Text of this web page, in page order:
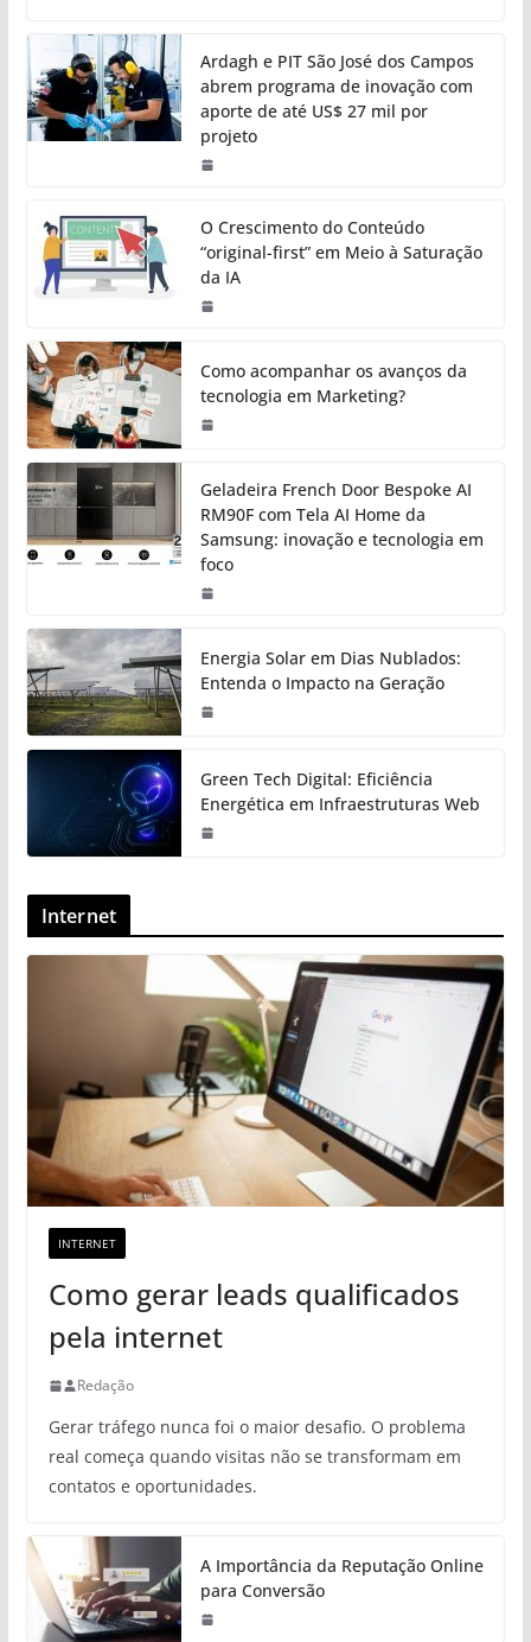
Ardagh e PIT São José dos Campos
abrem programa de inovação com
aporte de até US$ 27 mil por
projeto
O Crescimento do Conteúdo
“original-first” em Meio à Saturação
da IA
Como acompanhar os avanços da
tecnologia em Marketing?
Geladeira French Door Bespoke AI
RM90F com Tela AI Home da
Samsung: inovação e tecnologia em
foco
Energia Solar em Dias Nublados:
Entenda o Impacto na Geração
Green Tech Digital: Eficiência
Energética em Infraestruturas Web
Internet
INTERNET
Como gerar leads qualificados
pela internet
Redação
Gerar tráfego nunca foi o maior desafio. O problema
real começa quando visitas não se transformam em
contatos e oportunidades.
A Importância da Reputação Online
para Conversão